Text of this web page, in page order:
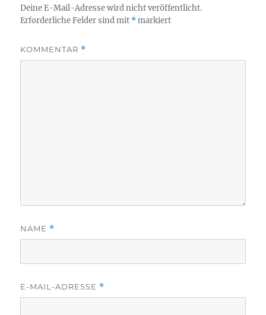
Deine E-Mail-Adresse wird nicht veröffentlicht.
Erforderliche Felder sind mit *markiert
KOMMENTAR *
NAME *
E-MAIL-ADRESSE *